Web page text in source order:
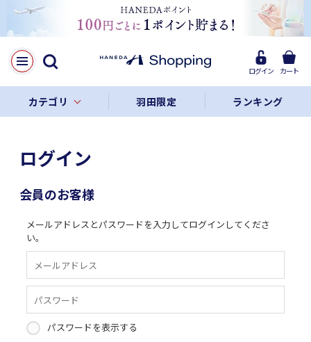
ログイン カート
カテゴリ 羽田限定 ランキング
ログイン
会員のお客様
メールアドレスとパスワードを入力してログインしてくださ
い。
パスワードを表示する